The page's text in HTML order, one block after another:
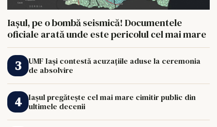
Iașul, pe o bombă seismică! Documentele
oficiale arată unde este pericolul cel mai mare
UMF Iași contestă acuzațiile aduse la ceremonia
de absolvire
Iașul pregătește cel mai mare cimitir public din
ultimele decenii